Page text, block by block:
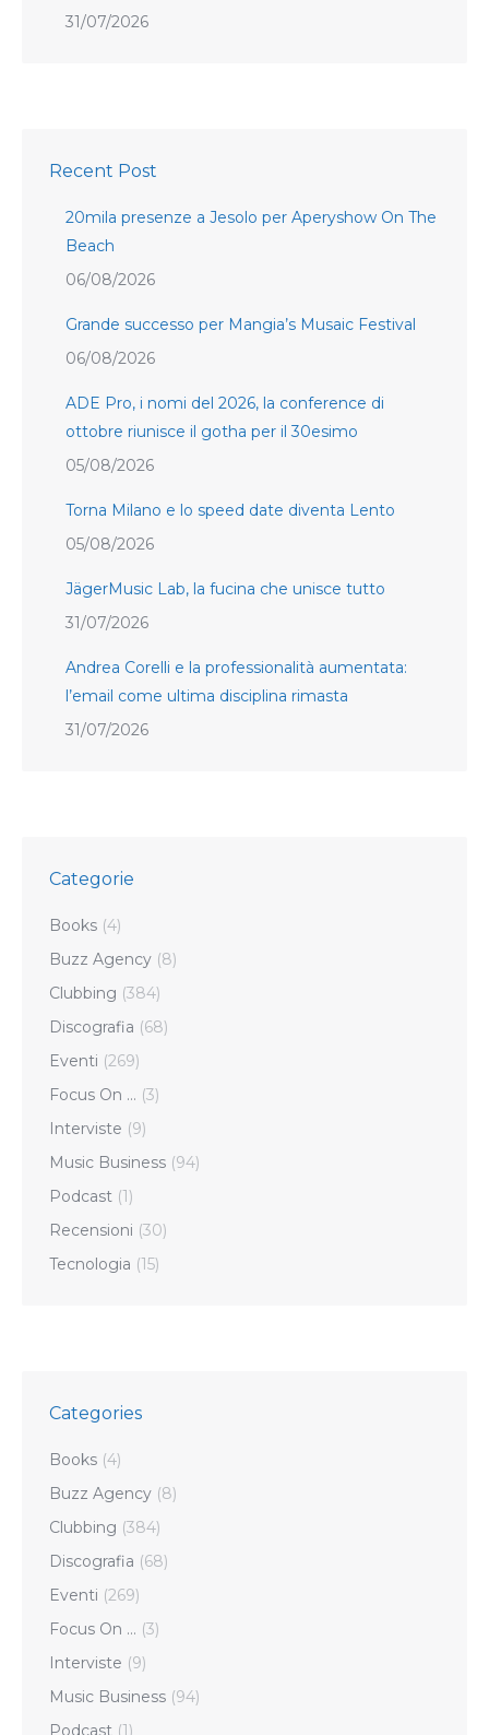
31/07/2026
Recent Post
20mila presenze a Jesolo per Aperyshow On The
Beach
06/08/2026
Grande successo per Mangia’s Musaic Festival
06/08/2026
ADE Pro, i nomi del 2026, la conference di
ottobre riunisce il gotha per il 30esimo
05/08/2026
Torna Milano e lo speed date diventa Lento
05/08/2026
JägerMusic Lab, la fucina che unisce tutto
31/07/2026
Andrea Corelli e la professionalità aumentata:
l’email come ultima disciplina rimasta
31/07/2026
Categorie
Books (4)
Buzz Agency (8)
Clubbing (384)
Discografia (68)
Eventi (269)
Focus On … (3)
Interviste (9)
Music Business (94)
Podcast (1)
Recensioni (30)
Tecnologia (15)
Categories
Books (4)
Buzz Agency (8)
Clubbing (384)
Discografia (68)
Eventi (269)
Focus On … (3)
Interviste (9)
Music Business (94)
Podcast (1)